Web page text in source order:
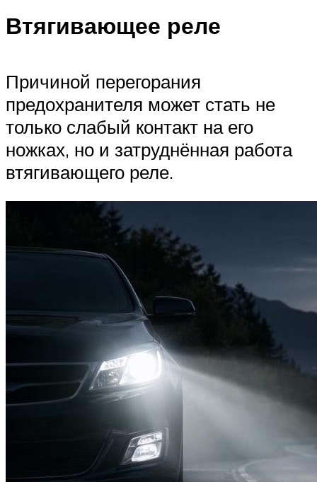
Втягивающее реле
Причиной перегорания
предохранителя может стать не
только слабый контакт на его
ножках, но и затруднённая работа
втягивающего реле.